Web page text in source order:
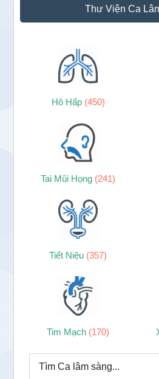
Thư Viện Ca
Hô Hấp (450)
Tai Mũi Họng (241)
Tiết Niệu (357)
Tim Mạch (170)